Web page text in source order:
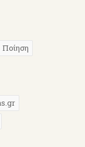
Ποίηση